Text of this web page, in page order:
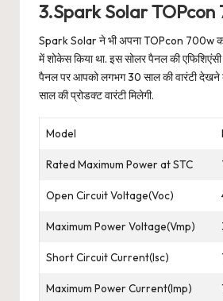
3.Spark Solar TOPcon
Spark Solar ने भी अपना TOPcon 700w
में शोकेस किया था. इस सोलर पैनल की
पैनल पर आपको लगभग 30 साल की वारंटी देखने
साल की प्रोडक्ट वारंटी मिलेगी.
Model
Rated Maximum Power at STC
Open Circuit Voltage(Voc)
Maximum Power Voltage(Vmp)
Short Circuit Current(Isc)
Maximum Power Current(Imp)